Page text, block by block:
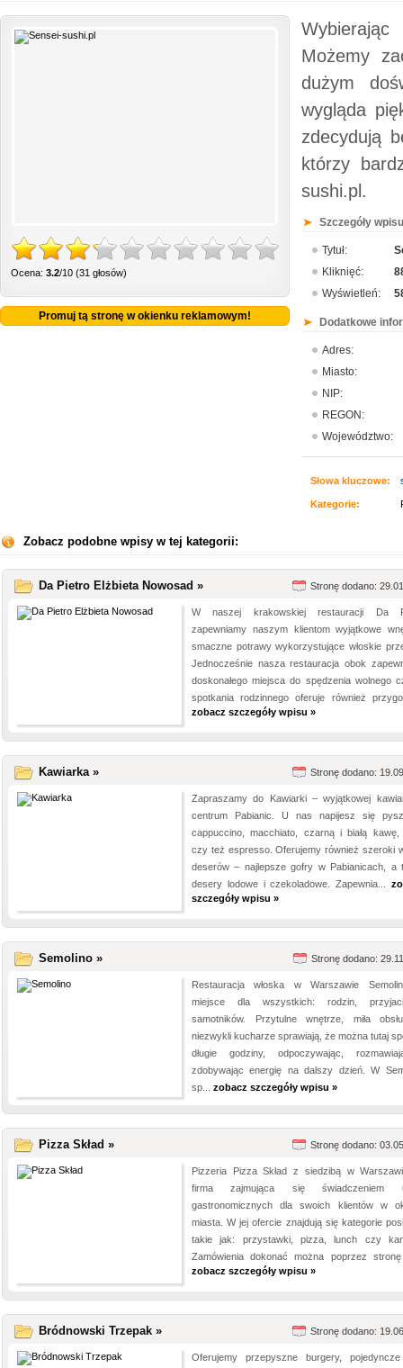
Ocena: 3.2/10 (31 głosów)
Promuj tą stronę w okienku reklamowym!
Możemy
dużym
wygląda
zdecydują
którzy
sushi.pl.
Szczegóły
Tytuł:
Kliknięć:
Wyświetleń:
Dodatkowe
Adres:
Miasto:
NIP:
REGON:
Województwo:
Słowa kluczowe:
Kategorie:
Zobacz podobne wpisy w tej kategorii:
Da Pietro Elżbieta Nowosad » Stronę dodano:
W naszej krakowskiej restauracji Da
zapewniamy naszym klientom wyjątkowe
smaczne potrawy wykorzystujące włoskie
Jednocześnie nasza restauracja obok
doskonałego miejsca do spędzenia wolnego
spotkania rodzinnego oferuje również
zobacz szczegóły wpisu »
Kawiarka » Stronę dodano:
Zapraszamy do Kawiarki – wyjątkowej
centrum Pabianic. U nas napijesz się
cappuccino, macchiato, czarną i białą kawę,
czy też espresso. Oferujemy również szeroki
deserów – najlepsze gofry w Pabianicach, a
desery lodowe i czekoladowe. Zapewnia...
szczegóły wpisu »
Semolino » Stronę dodano:
Restauracja włoska w Warszawie
miejsce dla wszystkich: rodzin,
samotników. Przytulne wnętrze, miła
niezwykli kucharze sprawiają, że można tutaj
długie godziny, odpoczywając,
zdobywając energię na dalszy dzień. W
sp... zobacz szczegóły wpisu »
Pizza Skład » Stronę dodano:
Pizzeria Pizza Skład z siedzibą w
firma zajmująca się świadczeniem
gastronomicznych dla swoich klientów w
miasta. W jej ofercie znajdują się kategorie
takie jak: przystawki, pizza, lunch czy
Zamówienia dokonać można poprzez
zobacz szczegóły wpisu »
Bródnowski Trzepak » Stronę dodano:
Oferujemy przepyszne burgery,